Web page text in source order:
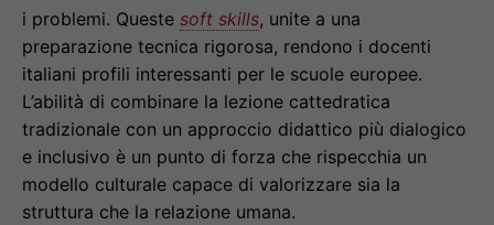
i problemi. Queste soft skills, unite a una
preparazione tecnica rigorosa, rendono i docenti
italiani profili interessanti per le scuole europee.
L’abilità di combinare la lezione cattedratica
tradizionale con un approccio didattico più dialogico
e inclusivo è un punto di forza che rispecchia un
modello culturale capace di valorizzare sia la
struttura che la relazione umana.